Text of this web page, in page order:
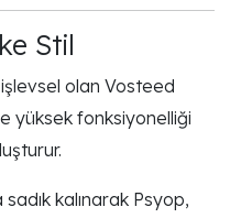
Stil
olan Vosteed
yüksek fonksiyonelliği
kalınarak Psyop,